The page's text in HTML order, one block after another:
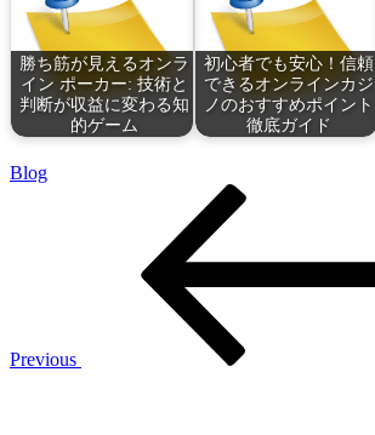
勝ち筋が見えるオンラ
イン ポーカー: 技術と
判断が収益に変わる知
的ゲーム
初心者でも安心！信頼
できるオンラインカジ
ノのおすすめポイント
徹底ガイド
Blog
Previous